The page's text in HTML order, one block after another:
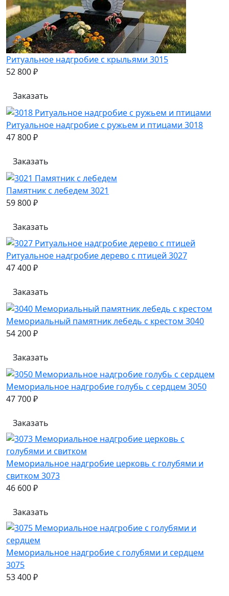
Ритуальное надгробие с крыльями 3015
52 800 ₽
Заказать
Ритуальное надгробие с ружьем и птицами 3018
47 800 ₽
Заказать
Памятник с лебедем 3021
59 800 ₽
Заказать
Ритуальное надгробие дерево с птицей 3027
47 400 ₽
Заказать
Мемориальный памятник лебедь с крестом 3040
54 200 ₽
Заказать
Мемориальное надгробие голубь с сердцем 3050
47 700 ₽
Заказать
Мемориальное надгробие церковь с голубями и
свитком 3073
46 600 ₽
Заказать
Мемориальное надгробие с голубями и сердцем
3075
53 400 ₽